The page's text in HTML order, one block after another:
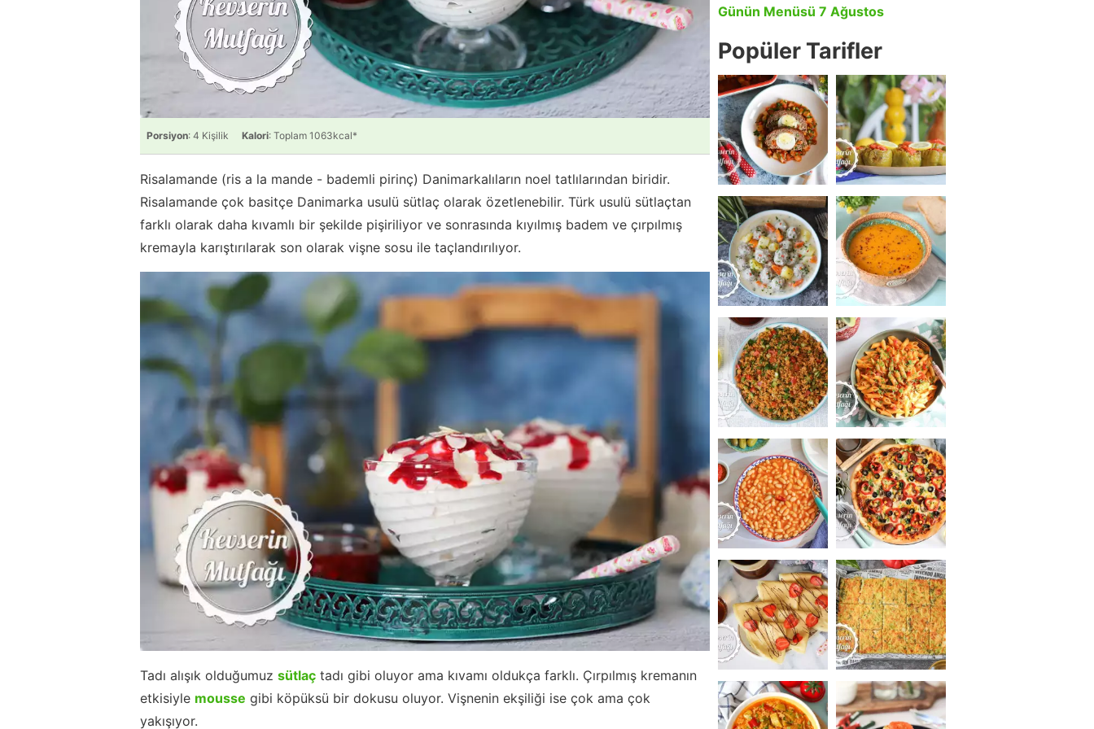
Porsiyon: 4 Kişilik Kalori: Toplam 1063kcal*
Risalamande (ris a la mande - bademli pirinç) Danimarkalıların noel tatlılarından biridir.
Risalamande çok basitçe Danimarka usulü sütlaç olarak özetlenebilir. Türk usulü sütlaçtan
farklı olarak daha kıvamlı bir şekilde pişiriliyor ve sonrasında kıyılmış badem ve çırpılmış
kremayla karıştırılarak son olarak vişne sosu ile taçlandırılıyor.
Tadı alışık olduğumuz sütlaç tadı gibi oluyor ama kıvamı oldukça farklı. Çırpılmış kremanın
etkisiyle mousse gibi köpüksü bir dokusu oluyor. Vişnenin ekşiliği ise çok ama çok
yakışıyor.
Günün Menüsü 7 Ağustos
Popüler Tarifler